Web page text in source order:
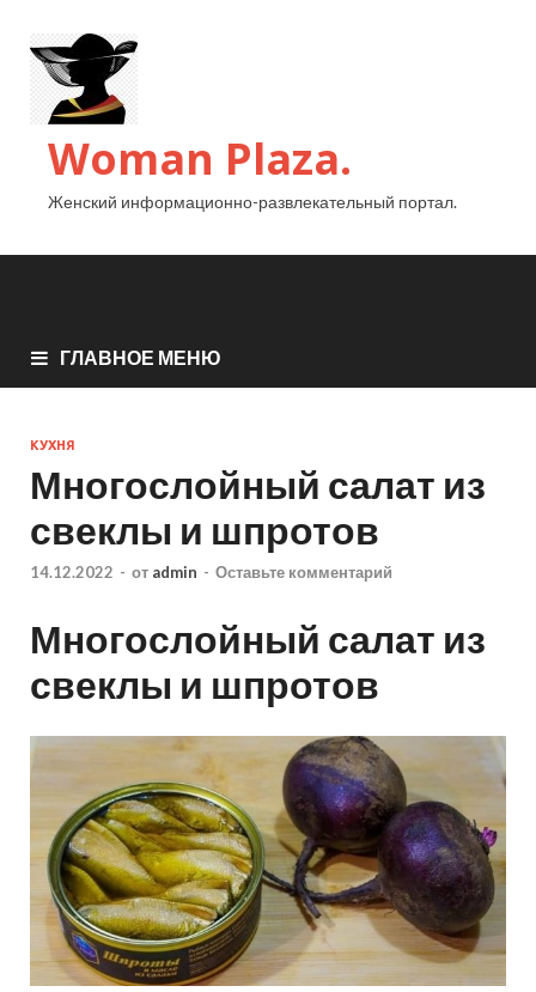
Woman Plaza.
Женский информационно-развлекательный портал.
ГЛАВНОЕ МЕНЮ
КУХНЯ
Многослойный салат из
свеклы и шпротов
14.12.2022 - от admin - Оставьте комментарий
Многослойный салат из
свеклы и шпротов